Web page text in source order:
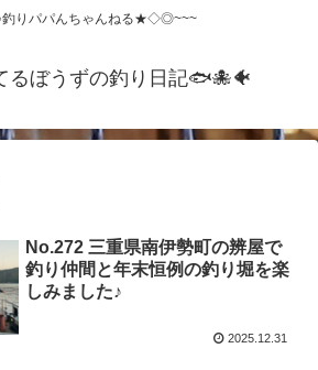
りパパんちゃんねる★◇◎~~~
るぼうずの釣り日記🐟️🐙🐠
No.272 三重県南伊勢町の辨屋で
釣り仲間と年末恒例の釣り堀を楽
しみました♪
2025.12.31